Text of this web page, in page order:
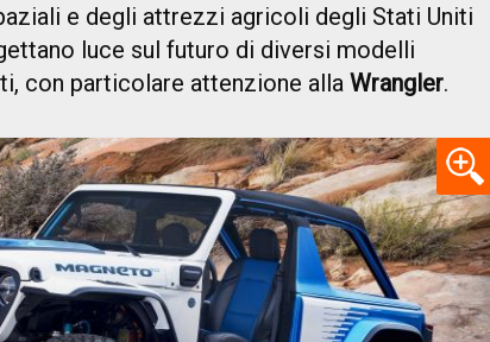
e degli attrezzi agricoli degli Stati Uniti
luce sul futuro di diversi modelli
con particolare attenzione alla Wrangler.